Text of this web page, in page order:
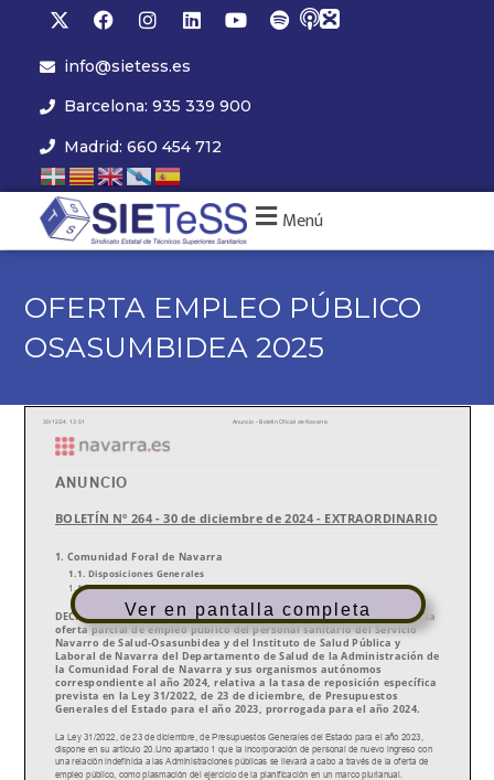
info@sietess.es
Barcelona: 935 339 900
Madrid: 660 454 712
Menú
OFERTA EMPLEO PÚBLICO
OSASUMBIDEA 2025
Ver en pantalla completa